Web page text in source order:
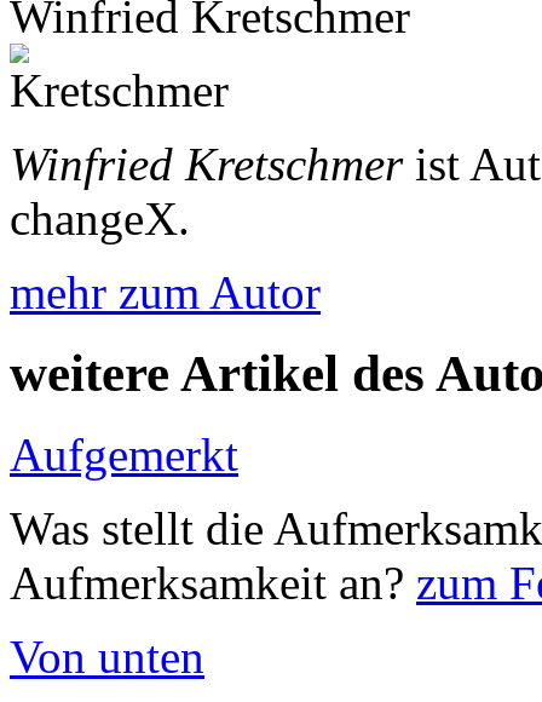
Winfried Kretschmer
Winfried Kretschmerist
changeX.
mehr zum Autor
weitere Artikel des
Aufgemerkt
Was stellt die
Aufmerksamkeit an? zum
Von unten